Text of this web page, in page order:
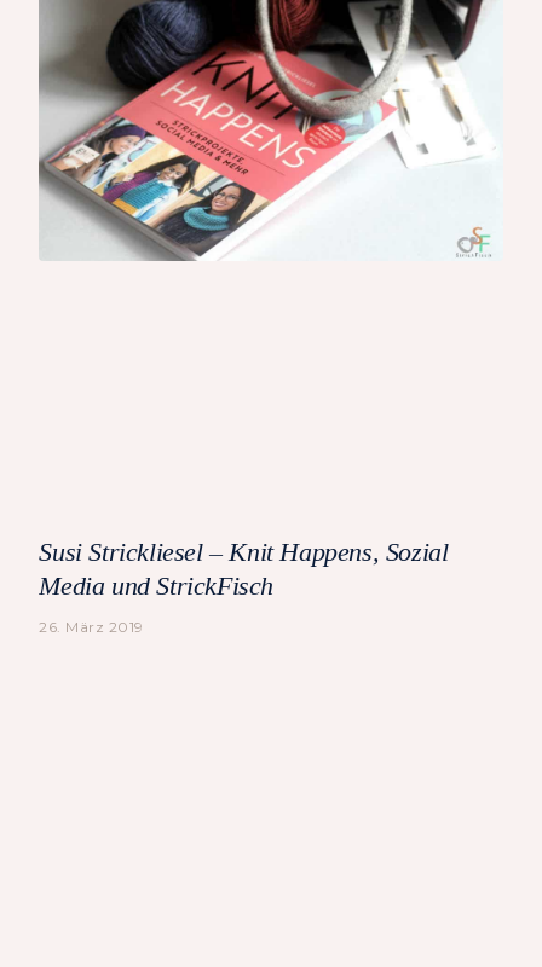
Susi Strickliesel – Knit Happens, Sozial
Media und StrickFisch
26. März 2019